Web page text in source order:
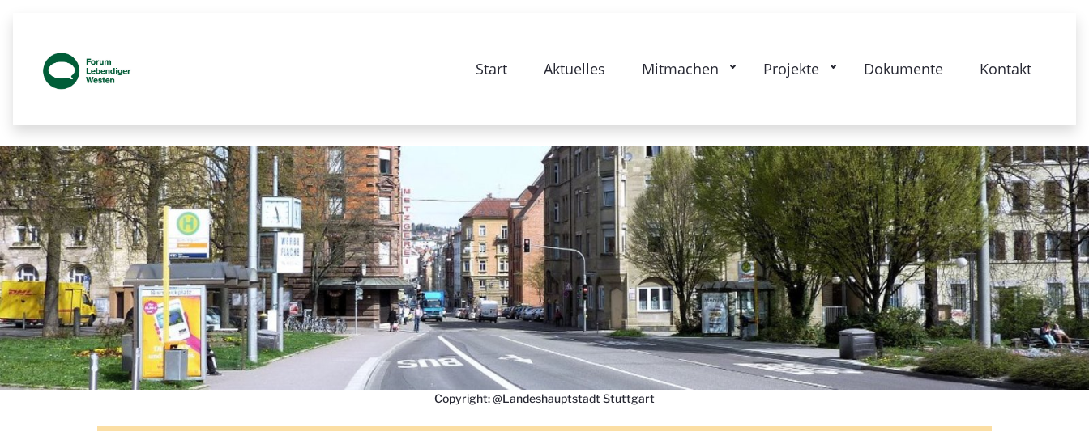
Start Aktuelles Mitmachen Projekte Dokumente Kontakt
Copyright: @Landeshauptstadt Stuttgart